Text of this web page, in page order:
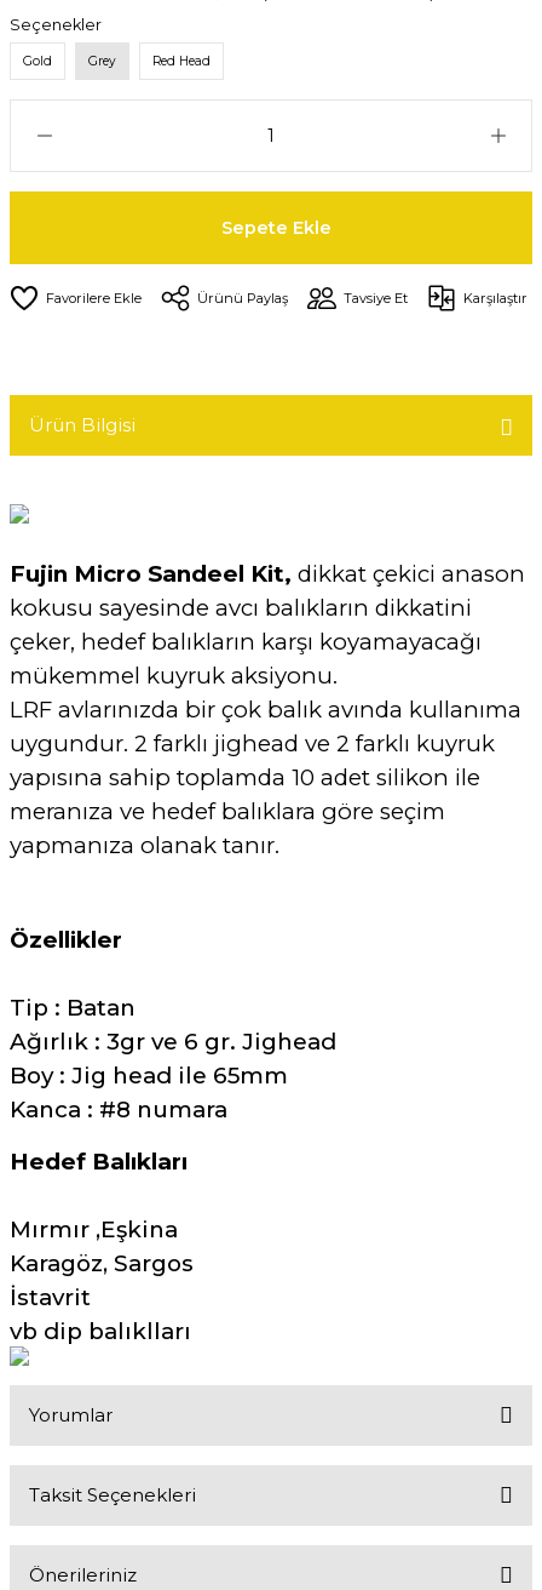
Seçenekler
Gold Grey Red Head
Sepete Ekle
Ürünü Paylaş Tavsiye Et Karşılaştır
Ürün Bilgisi
Fujin Micro Sandeel Kit, dikkat çekici anason
kokusu sayesinde avcı balıkların dikkatini
çeker, hedef balıkların karşı koyamayacağı
mükemmel kuyruk aksiyonu.
LRF avlarınızda bir çok balık avında kullanıma
uygundur. 2 farklı jighead ve 2 farklı kuyruk
yapısına sahip toplamda 10 adet silikon ile
meranıza ve hedef balıklara göre seçim
yapmanıza olanak tanır.
Özellikler
Tip : Batan
Ağırlık : 3gr ve 6 gr. Jighead
Boy : Jig head ile 65mm
Kanca : #8 numara
Hedef Balıkları
Mırmır ,Eşkina
Karagöz, Sargos
İstavrit
vb dip balıklları
Yorumlar
Taksit Seçenekleri
Önerileriniz